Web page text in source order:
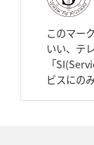
このマー
いい、テ
「
ビスにの